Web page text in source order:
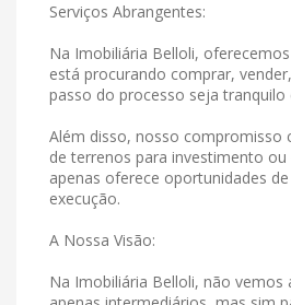
Serviços Abrangentes:
Na Imobiliária Belloli,
está procurando comprar,
passo do processo seja tranquilo
Além disso, nosso compromisso
de terrenos para investimento
apenas oferece oportunidades
execução.
A Nossa Visão:
Na Imobiliária Belloli, não